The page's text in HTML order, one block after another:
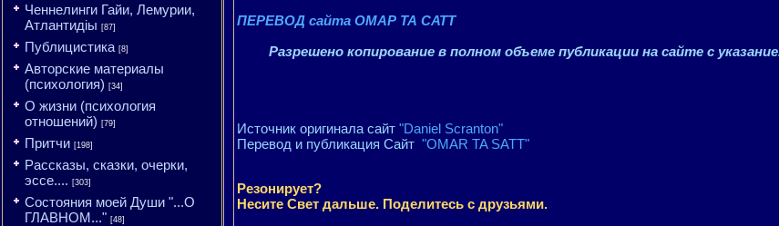
Ченнелинги Гайи, Лемурии,
Атлантидіы [87]
Публицистика [8]
Авторские материалы
(психология) [34]
О жизни (психология
отношений) [79]
Притчи [198]
Рассказы, сказки, очерки,
эссе.... [303]
Состояния моей Души "...О
ГЛАВНОМ..." [48]
ПЕРЕВОД сайта ОМАР ТА САТТ
Разрешено копирование в полном объеме публикации на сайте с
Источник оригинала сайт "Daniel Scranton"
Перевод и публикация Сайт "OMAR TA SATT"
Резонирует?
Несите Свет дальше. Поделитесь с друзьями.